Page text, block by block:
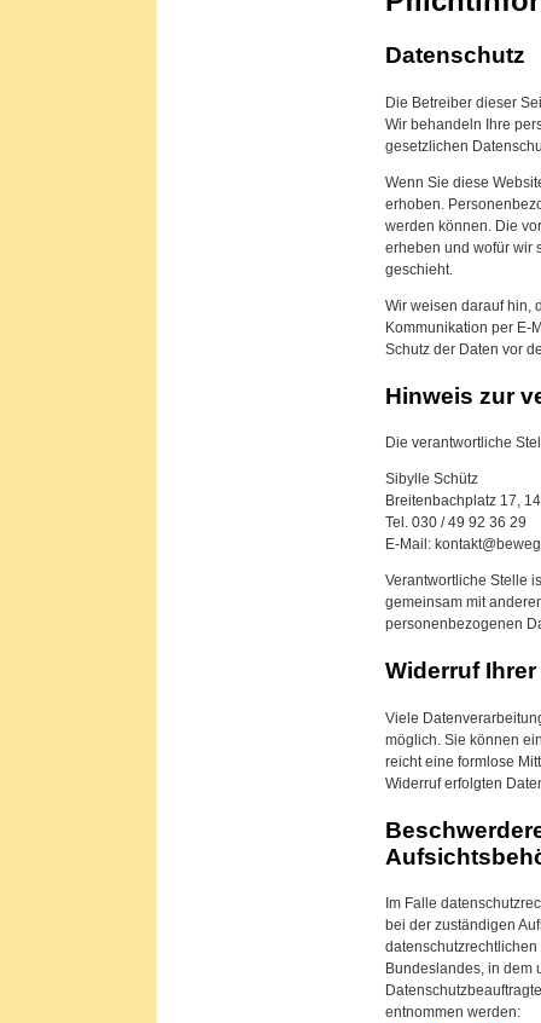
Datenschutz
Die Betreiber dieser
Wir behandeln Ihre
gesetzlichen
Wenn Sie diese
erhoben.
werden können. Die
erheben und wofür wir
geschieht.
Wir weisen darauf hin,
Kommunikation per E-
Schutz der Daten vor
Hinweis zur
Die verantwortliche
Sibylle Schütz
Breitenbachplatz 17,
Tel. 030 / 49 92 36 29
E-Mail:
Verantwortliche Stelle
gemeinsam mit
personenbezogenen
Widerruf
Viele
möglich. Sie können
reicht eine formlose
Widerruf erfolgten
Im Falle
bei der zuständigen
Bundeslandes, in dem
entnommen werden: